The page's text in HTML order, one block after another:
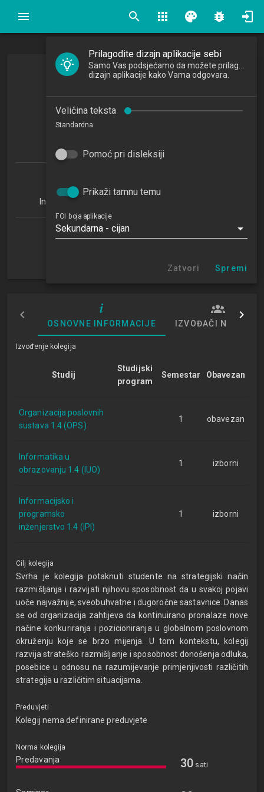
search apps palette bug_report
Strategijski menadžment
Strategic Management
2024/2025
Informatika u obrazovanju 1.4 (IUO)
Informacijsko i programsko inženjerstvo 1.4 (IPI)
Katedra za organizaciju
OSNOVNE INFORMACIJE IZVOĐAČI NASTAVE
Izvođenje kolegija
Studij
Studijski
program
Semestar Obavezan
Organizacija poslovnih
sustava 1.4 (OPS)
1 obavezan
Informatika u
obrazovanju 1.4 (IUO)
1 izborni
Informacijsko i
programsko
inženjerstvo 1.4 (IPI)
1 izborni
Cilj kolegija
Svrha je kolegija potaknuti studente na strategijski način
razmišljanja i razvijati njihovu sposobnost da u svakoj pojavi
uoče najvažnije, sveobuhvatne i dugoročne sastavnice. Danas
se od organizacija zahtijeva da kontinuirano pronalaze nove
načine konkuriranja i pozicioniranja u globalnom poslovnom
okruženju koje se brzo mijenja. U tom kontekstu, kolegij
razvija strateško razmišljanje i sposobnost donošenja odluka,
posebice u odnosu na razumijevanje primjenjivosti različitih
strategija u različitim situacijama.
Preduvjeti
Kolegij nema definirane preduvjete
Norma kolegija
Predavanja 30 sati
Prilagodite dizajn aplikacije sebi
dizajn aplikacije kako Vama odgovara.
Veličina teksta
Standardna
Pomoć pri disleksiji
Prikaži tamnu temu
FOI boja aplikacije
Sekundarna - cijan
Zatvori Spremi